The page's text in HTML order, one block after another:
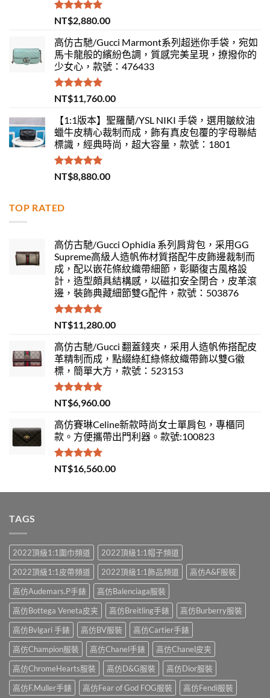
評分 5.00
滿分 5
NT$2,880.00
高仿古馳/Gucci Marmont系列超迷你手袋，宛如
馬卡龍般的繽紛色調，質感完美呈現，撩撥你的
少女心，款號：476433
評分5.00
滿分 5
NT$11,760.00
【1:1版本】聖羅蘭/YSL NIKI 手袋，選用皺紋油
蠟牛皮精心裁制而成，飾有真皮包覆的字母聯結
標識，經典時尚，超大容量，款號：1801
評分 5.00
滿分 5
NT$8,880.00
TOP RATED
高仿古馳/Gucci Ophidia 系列肩背包，采用GG
Supreme高級人造帆佈材質搭配牛皮飾邊裁制而
成，配以嵌花條紋織帶細節，彰顯復古風格設
計，造型頗具結構感，以磁扣安全閉合，皮革滾
邊，裝飾典藏細節雙G配件，款號：503876
評分5.00
滿分 5
NT$11,280.00
高仿古馳/Gucci 翻蓋錢夾，采用人造帆佈搭配皮
革精制而成，點綴綠紅綠條紋織帶飾以雙G徽
標，簡單大方，款號：523153
評分 5.00
滿分 5
NT$6,960.00
高仿賽琳Celine新款時尚女士單肩包，專櫃同
款。方便攜帶出門利器。款號:100823
評分5.00
滿分 5
NT$16,560.00
TAGS
2022頂級1:1圍巾頻道
2022頂級1:1帽子頻道
2022頂級1:1皮帶頻道
2022頂級1:1飾品頻道
高仿A&F服裝
高仿Audemars.P手錶
高仿Balenciaga服裝
高仿Bottega Veneta皮夹
高仿Breitling手錶
高仿Burberry服裝
高仿Bvlgari 手錶
高仿BV服裝
高仿Cartier手錶
高仿Champion服裝
高仿Chanel手錶
高仿Chanel皮夹
高仿ChromeHearts服裝
高仿D&G服裝
高仿Dior服裝
高仿F.Muller手錶
高仿Fear of God FOG服裝 高仿Fendi服裝